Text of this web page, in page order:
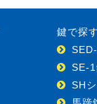
鍵で探す
SE-
SH